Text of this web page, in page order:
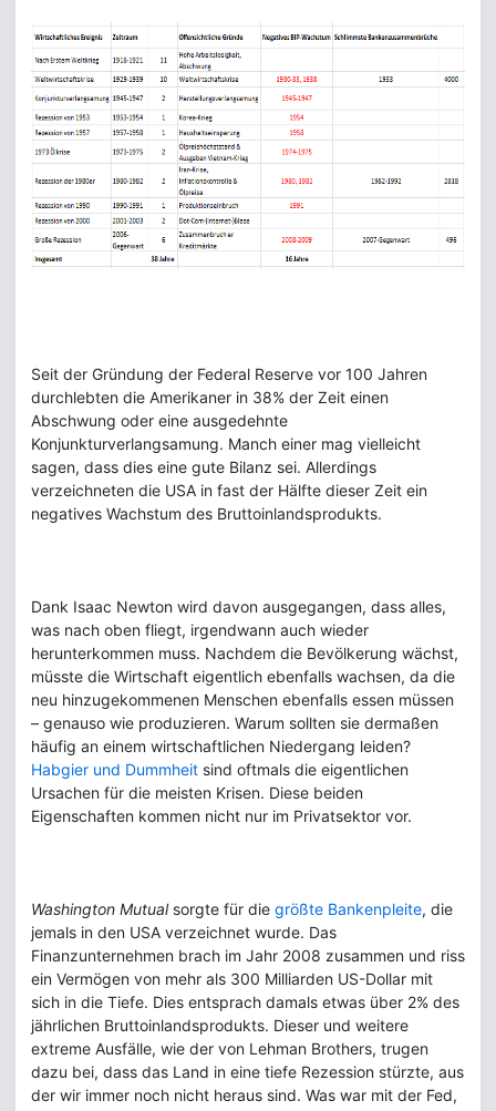
Seit der Gründung der Federal Reserve vor 100 Jahren
durchlebten die Amerikaner in 38% der Zeit einen
Abschwung oder eine ausgedehnte
Konjunkturverlangsamung. Manch einer mag vielleicht
sagen, dass dies eine gute Bilanz sei. Allerdings
verzeichneten die USA in fast der Hälfte dieser Zeit ein
negatives Wachstum des Bruttoinlandsprodukts.
Dank Isaac Newton wird davon ausgegangen, dass alles,
was nach oben fliegt, irgendwann auch wieder
herunterkommen muss. Nachdem die Bevölkerung wächst,
müsste die Wirtschaft eigentlich ebenfalls wachsen, da die
neu hinzugekommenen Menschen ebenfalls essen müssen
– genauso wie produzieren. Warum sollten sie dermaßen
häufig an einem wirtschaftlichen Niedergang leiden?
Habgier und Dummheit sind oftmals die eigentlichen
Ursachen für die meisten Krisen. Diese beiden
Eigenschaften kommen nicht nur im Privatsektor vor.
Washington Mutual sorgte für die größte Bankenpleite, die
jemals in den USA verzeichnet wurde. Das
Finanzunternehmen brach im Jahr 2008 zusammen und riss
ein Vermögen von mehr als 300 Milliarden US-Dollar mit
sich in die Tiefe. Dies entsprach damals etwas über 2% des
jährlichen Bruttoinlandsprodukts. Dieser und weitere
extreme Ausfälle, wie der von Lehman Brothers, trugen
dazu bei, dass das Land in eine tiefe Rezession stürzte, aus
der wir immer noch nicht heraus sind. Was war mit der Fed,